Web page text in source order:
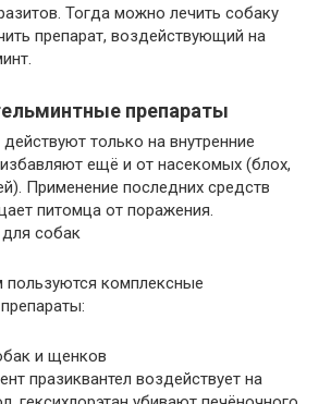
Тогда можно лечить собаку
препарат, воздействующий на
препараты
только на внутренние
ещё и от насекомых (блох,
Применение последних средств
питомца от поражения.
комплексные
празиквантел воздействует на